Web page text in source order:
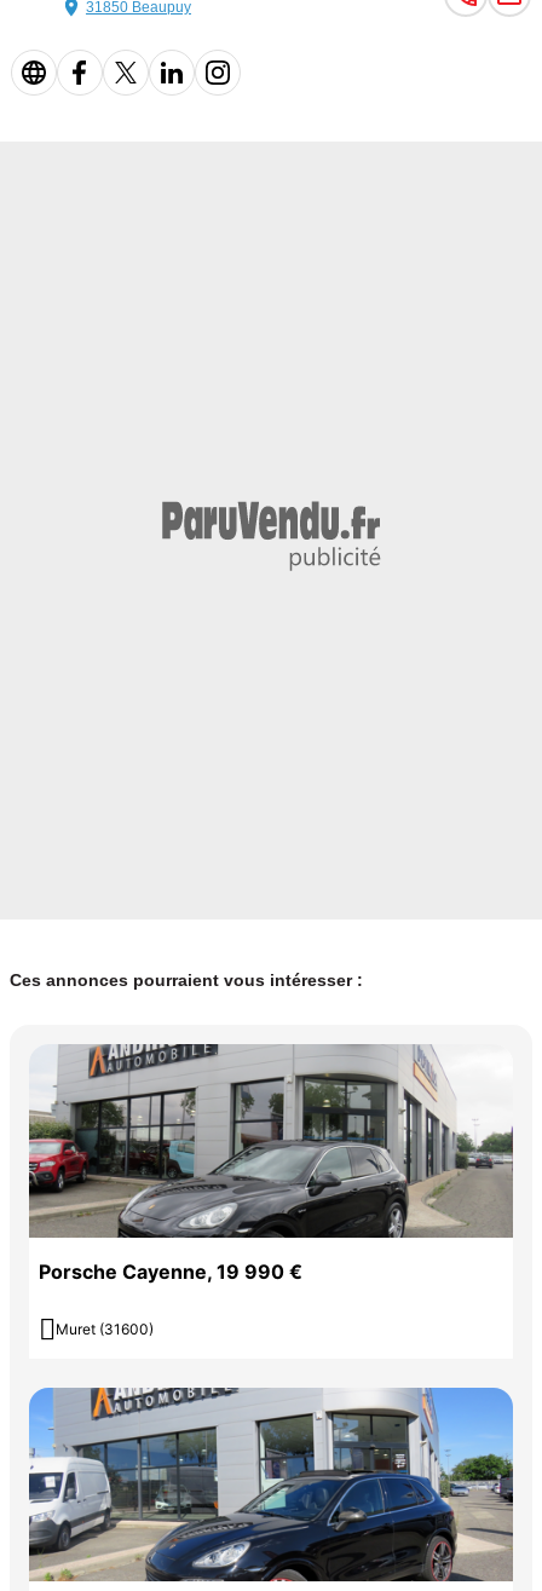
Equipements :
31850 Beaupuy
Ces annonces pourraient vous intéresser :
Porsche Cayenne, 19 990 €
 Muret (31600)